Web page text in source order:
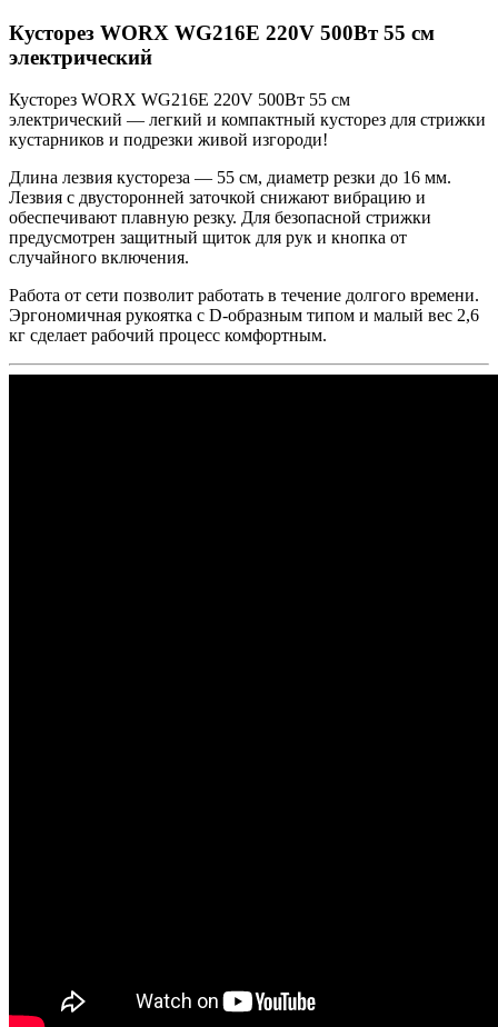
Кусторез WORX WG216E 220V 500Вт 55 см
электрический
Кусторез WORX WG216E 220V 500Вт 55 см
электрический — легкий и компактный кусторез для стрижки
кустарников и подрезки живой изгороди!
Длина лезвия кустореза — 55 см, диаметр резки до 16 мм.
Лезвия с двусторонней заточкой снижают вибрацию и
обеспечивают плавную резку. Для безопасной стрижки
предусмотрен защитный щиток для рук и кнопка от
случайного включения.
Работа от сети позволит работать в течение долгого времени.
Эргономичная рукоятка с D-образным типом и малый вес 2,6
кг сделает рабочий процесс комфортным.